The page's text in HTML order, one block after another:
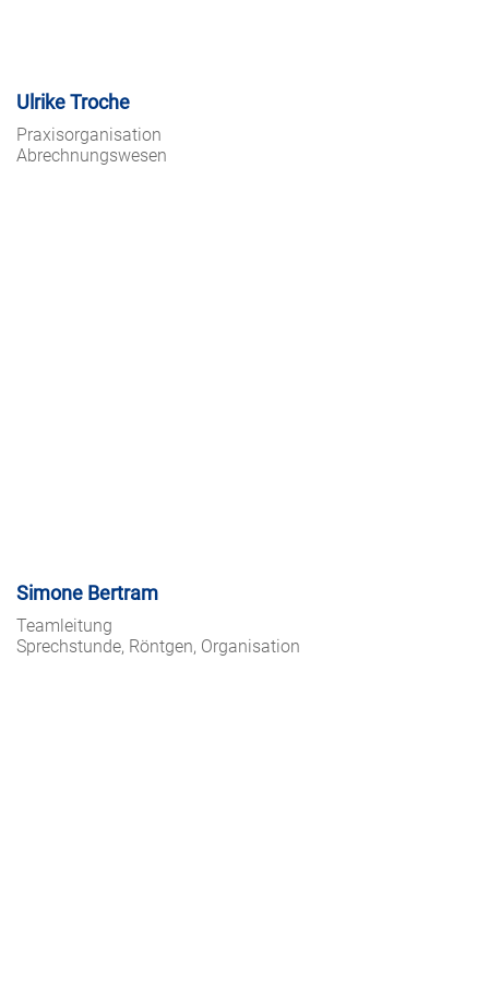
Ulrike Troche
Praxisorganisation
Abrechnungswesen
Simone Bertram
Teamleitung
Sprechstunde, Röntgen, Organisation